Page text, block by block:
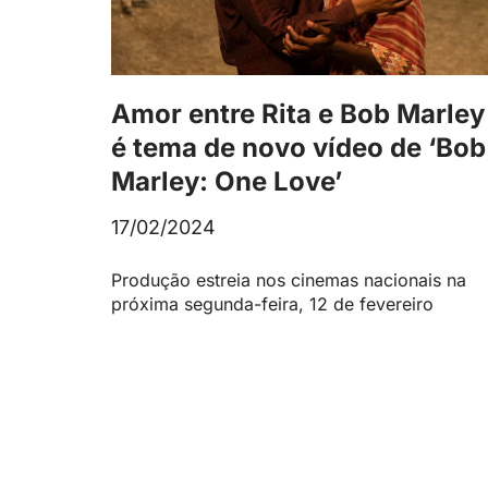
Amor entre Rita e Bob Marley
é tema de novo vídeo de ‘Bob
Marley: One Love’
17/02/2024
Produção estreia nos cinemas nacionais na
próxima segunda-feira, 12 de fevereiro